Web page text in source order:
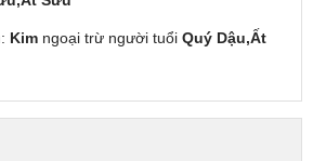
Kim ngoại trừ người tuổi Quý Dậu,Ất